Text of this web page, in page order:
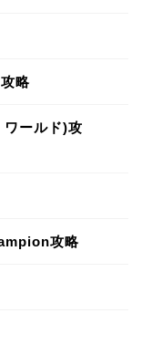
略
ールド)攻
攻略